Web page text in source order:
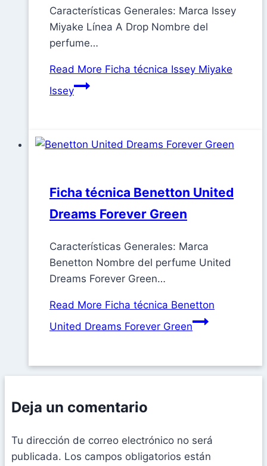
Características Generales: Marca Issey
Miyake Línea A Drop Nombre del
perfume…
Read More Ficha técnica Issey Miyake
Issey
Ficha técnica Benetton United
Dreams Forever Green
Características Generales: Marca
Benetton Nombre del perfume United
Dreams Forever Green…
Read More Ficha técnica Benetton
United Dreams Forever Green
Deja un comentario
Tu dirección de correo electrónico no será
publicada. Los campos obligatorios están